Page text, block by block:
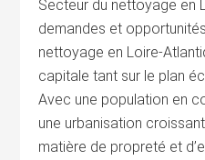
Secteur du nettoyage en
demandes et
nettoyage en Loire-
capitale tant sur le plan
Avec une population en
une urbanisation
matière de propreté et